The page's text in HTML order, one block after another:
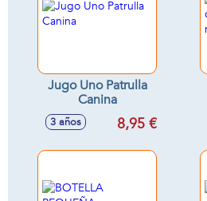
Jugo Uno Patrulla
Canina
3 años 8,95 €